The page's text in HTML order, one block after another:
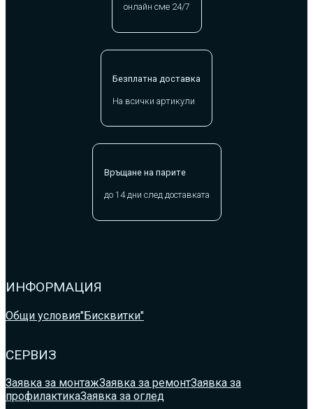
онлайн сме 24/7
Безплатна доставка
На всички артикули
Връщане на парите
до 14 дни след доставката
ИНФОРМАЦИЯ
Общи условия"Бисквитки"
СЕРВИЗ
Заявка за монтажЗаявка за ремонтЗаявка за
профилактикаЗаявка за оглед